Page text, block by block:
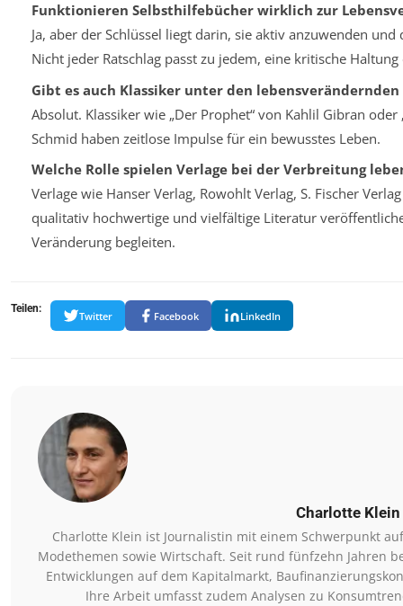
Funktionieren Selbsthilfebücher wirklich zur
Ja, aber der Schlüssel liegt darin, sie aktiv anzuwenden
Nicht jeder Ratschlag passt zu jedem, eine kritische
Gibt es auch Klassiker unter den lebensverändernden
Absolut. Klassiker wie „Der Prophet“ von Kahlil Gibran
Schmid haben zeitlose Impulse für ein bewusstes Leben.
Welche Rolle spielen Verlage bei der Verbreitung
Verlage wie Hanser Verlag, Rowohlt Verlag, S. Fischer
qualitativ hochwertige und vielfältige Literatur
Veränderung begleiten.
Teilen:
Twitter Facebook LinkedIn
Charlotte Klein
Charlotte Klein ist Journalistin mit einem Schwerpunkt
Modethemen sowie Wirtschaft. Seit rund fünfzehn Jahren
Entwicklungen auf dem Kapitalmarkt,
Ihre Arbeit umfasst zudem Analysen zu